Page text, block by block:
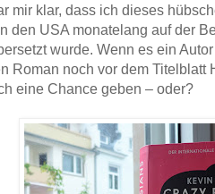
mir klar, dass ich dieses
den USA monatelang auf der
wurde. Wenn es ein
Roman noch vor dem Titelblatt
eine Chance geben – oder?